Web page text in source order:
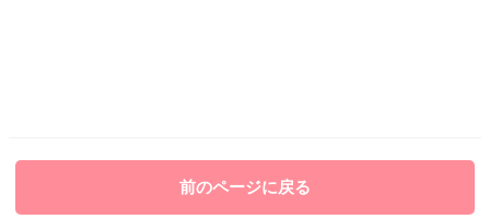
前のページに戻る